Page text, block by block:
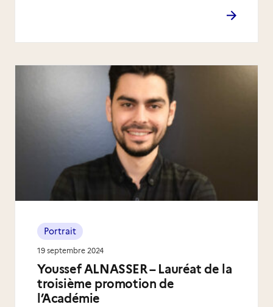
Youssef ALNASSER – Lauréat de la
troisième promotion de
l’Académie
Portrait
19 septembre 2024